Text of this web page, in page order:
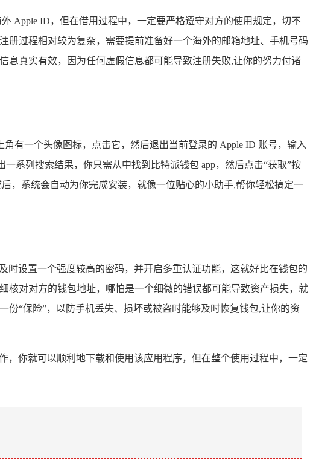
Apple ID，但在借用过程中，一定要严格遵守对方的使用规定，切不
册过程相对较为复杂，需要提前准备好一个海外的邮箱地址、手机号码
息真实有效，因为任何虚假信息都可能导致注册失败,让你的努力付诸
有一个头像图标，点击它，然后退出当前登录的 Apple ID 账号，输入
系列搜索结果，你只需从中找到比特派钱包 app，然后点击“获取”按
，系统会自动为你完成安装，就像一位贴心的小助手,帮你轻松搞定一
时设置一个强度较高的密码，并开启多重认证功能，这就好比在钱包的
核对对方的钱包地址，哪怕是一个细微的错误都可能导致资产损失，就
份“保险”，以防手机丢失、损坏或被盗时能够及时恢复钱包,让你的资
，你就可以顺利地下载和使用该应用程序，但在整个使用过程中，一定